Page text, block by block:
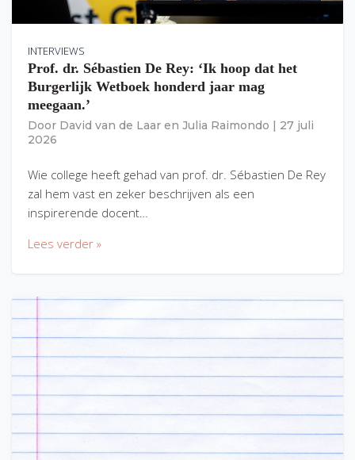
INTERVIEWS
Prof. dr. Sébastien De Rey: ‘Ik hoop dat het
Burgerlijk Wetboek honderd jaar mag
meegaan.’
Door David van de Laar en Julia Raimondo
27 juli
2026
Wie college heeft gehad van prof. dr. Sébastien De Rey
zal hem vast en zeker beschrijven als een
inspirerende docent…
Lees verder »